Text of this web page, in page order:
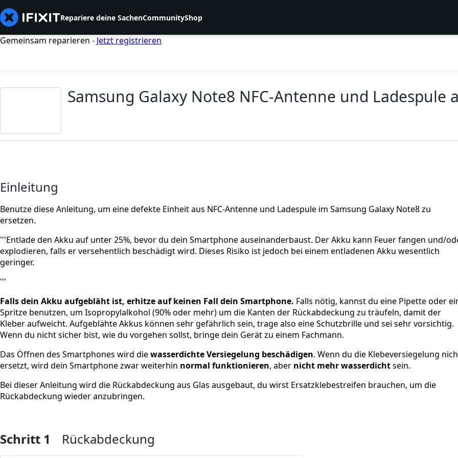
Repariere deine SachenCommunityShop
Gemeinsam reparieren - Jetzt registrieren
Samsung Galaxy Note8 NFC-Antenne und Ladespule
Einleitung
Benutze diese Anleitung, um eine defekte Einheit aus NFC-Antenne und Ladespule im Samsung Galaxy Note8 zu
ersetzen.
'''Entlade den Akku auf unter 25%, bevor du dein Smartphone auseinanderbaust. Der Akku kann Feuer fangen und/
explodieren, falls er versehentlich beschädigt wird. Dieses Risiko ist jedoch bei einem entladenen Akku wesentlich
geringer.
'''
Falls dein Akku aufgebläht ist, erhitze auf keinen Fall dein Smartphone. Falls nötig, kannst du eine Pipette oder
Spritze benutzen, um Isopropylalkohol (90% oder mehr) um die Kanten der Rückabdeckung zu träufeln, damit der
Kleber aufweicht. Aufgeblähte Akkus können sehr gefährlich sein, trage also eine Schutzbrille und sei sehr vorsichtig.
Wenn du nicht sicher bist, wie du vorgehen sollst, bringe dein Gerät zu einem Fachmann.
Das Öffnen des Smartphones wird diewasserdichte Versiegelung beschädigen. Wenn du die Klebeversiegelung
ersetzt, wird dein Smartphone zwar weiterhin normal funktionieren, aber nicht mehr wasserdichtsein.
Bei dieser Anleitung wird die Rückabdeckung aus Glas ausgebaut, du wirst Ersatzklebestreifen brauchen, um die
Rückabdeckung wieder anzubringen.
Schritt 1 Rückabdeckung